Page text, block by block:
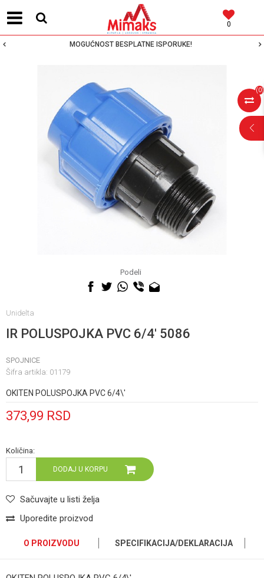
0
MOGUĆNOST BESPLATNE ISPORUKE!
(0)
Podeli
Unidelta
IR POLUSPOJKA PVC 6/4' 5086
SPOJNICE
Šifra artikla: 01179
OKITEN POLUSPOJKA PVC 6/4\'
373,99 RSD
Količina:
DODAJ U KORPU
Sačuvajte u listi želja
Uporedite proizvod
POMOĆ PRI
KUPOVINI
Za više informacija,
O PROIZVODU SPECIFIKACIJA/DEKLARACIJA